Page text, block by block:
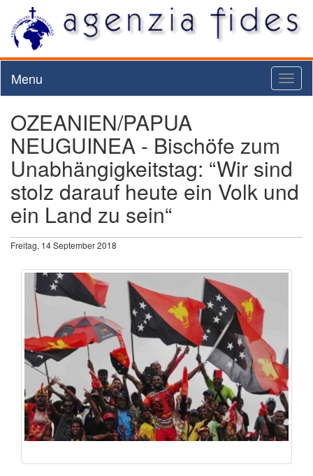
Menu
OZEANIEN/PAPUA
NEUGUINEA - Bischöfe zum
Unabhängigkeitstag: “Wir sind
stolz darauf heute ein Volk und
ein Land zu sein“
Freitag, 14 September 2018